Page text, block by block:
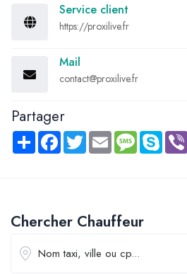
Service client
https://proxilive.fr
Mail
contact@proxilive.fr
Partager
Share FacebookTwitter Email MessageSkype
Chercher Chauffeur